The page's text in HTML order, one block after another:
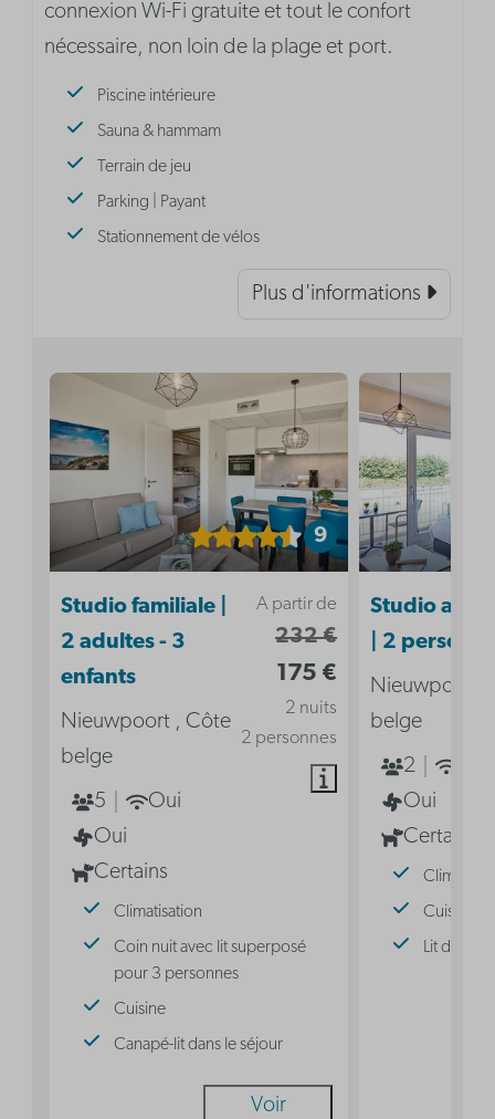
connexion Wi-Fi gratuite et tout le confort
nécessaire, non loin de la plage et port.
Piscine intérieure
Sauna & hammam
Terrain de jeu
Parking | Payant
Stationnement de vélos
Plus d'informations
9
A partir de
232 €
175 €
2 nuits
2 personnes
Studio familiale |
2 adultes - 3
enfants
Nieuwpoort , Côte
belge
5
Oui
Oui
Certains
Climatisation
Coin nuit avec lit superposé
pour 3 personnes
Cuisine
Canapé-lit dans le séjour
Voir
Studio
| 2
Nieuwpoort ,
belge
2
Oui
Certains
Cuisine
Lit double